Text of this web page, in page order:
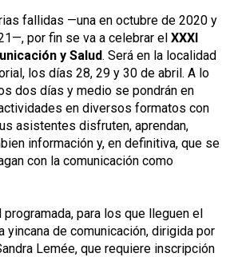
fallidas —una en octubre de 2020 y
por fin se va a celebrar el XXXI
y Salud. Será en la localidad
los días 28, 29 y 30 de abril. A lo
dos días y medio se pondrán en
en diversos formatos con
asistentes disfruten, aprendan,
información y, en definitiva, que se
con la comunicación como
para los que lleguen el
yincana de comunicación, dirigida por
Lemée, que requiere inscripción